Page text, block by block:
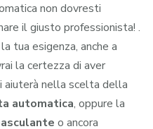
non dovresti
il giusto professionista! .
tua esigenza, anche a
la certezza di aver
aiuterà nella scelta della
automatica, oppure la
o ancora